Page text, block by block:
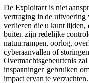
De Exploitant is niet
vertraging in de uitvoering
verliezen die u kunt lijden,
buiten zijn redelijke
natuurrampen, oorlog,
cyberaanvallen of
Overmachtsgebeurtenis
inspanningen gebruiken
impact ervan te verzachten.